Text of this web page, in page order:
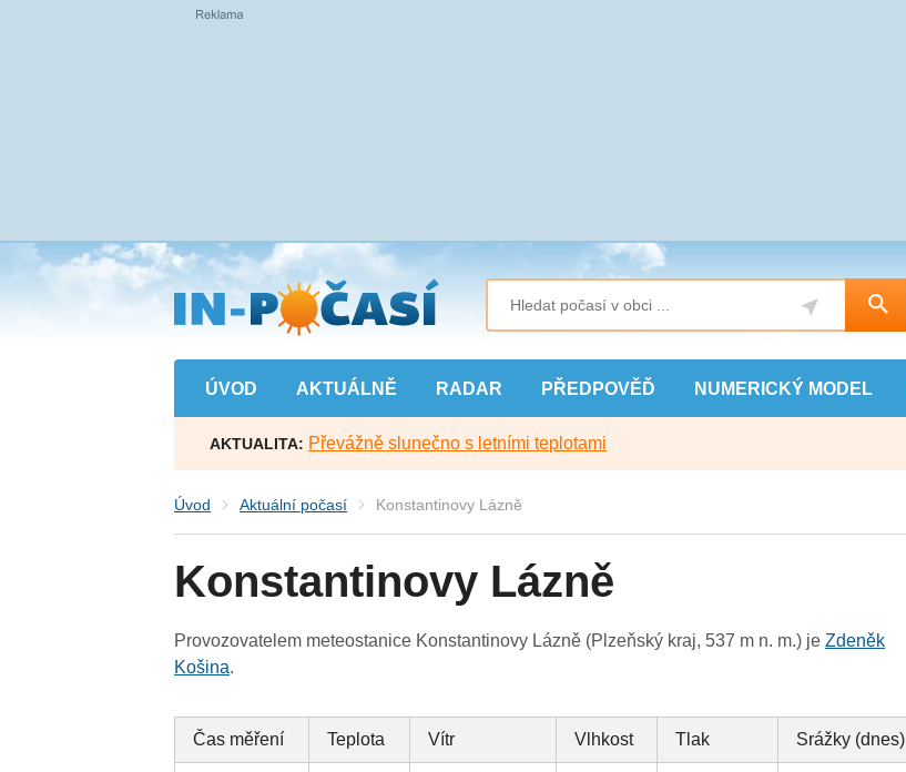
Přejít
na
hlavní
obsah
ÚVOD AKTUÁLNĚ RADAR PŘEDPOVĚĎ NUMERICKÝ MODEL
AKTUALITA: Převážně slunečno s letními teplotami
Úvod Aktuální počasí Konstantinovy Lázně
Konstantinovy Lázně
Provozovatelem meteostanice Konstantinovy Lázně (Plzeňský kraj, 537 m n. m.) jeZdeněk
Košina.
Čas měření Teplota Vítr Vlhkost Tlak Srážky (dnes)